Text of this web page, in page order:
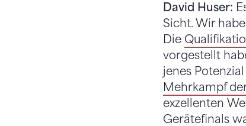
David Huser:
Sicht. Wir
Die
vorgestellt
jenes
Mehrkampf
exzellenten
Gerätefinals